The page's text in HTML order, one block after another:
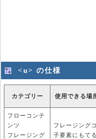
<u> の仕様
カテゴリー 使用できる場
フローコンテ
ンツ
フレージング
フレージング
子要素にもて